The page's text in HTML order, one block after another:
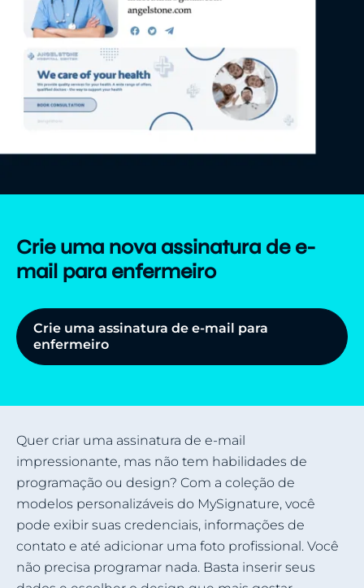
Crie uma nova assinatura de e-
mail para enfermeiro
Crie uma assinatura de e-mail para
enfermeiro
Quer criar uma assinatura de e-mail
impressionante, mas não tem habilidades de
programação ou design? Com a coleção de
modelos personalizáveis do MySignature, você
pode exibir suas credenciais, informações de
contato e até adicionar uma foto profissional. Você
não precisa programar nada. Basta inserir seus